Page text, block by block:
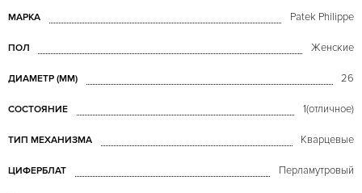
МАРКА Patek Philippe
ПОЛ Женские
ДИАМЕТР (MM) 26
СОСТОЯНИЕ 1(отличное)
ТИП МЕХАНИЗМА Кварцевые
ЦИФЕРБЛАТ Перламутровый